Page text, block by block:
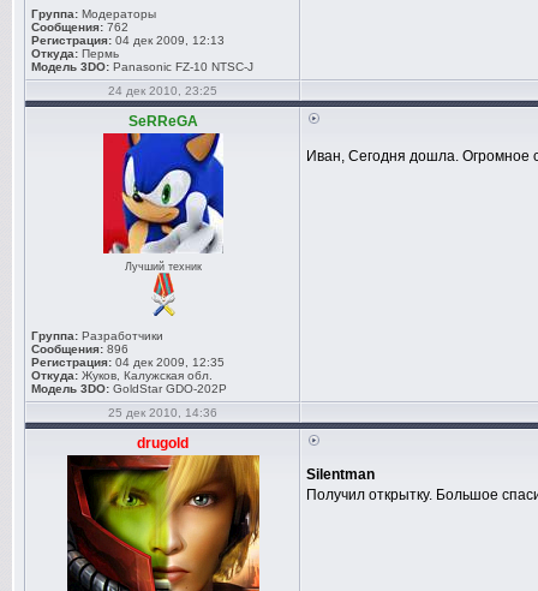
Группа: Модераторы
Сообщения: 762
Регистрация: 04 дек 2009, 12:13
Откуда: Пермь
Модель 3DO: Panasonic FZ-10 NTSC-J
24 дек 2010, 23:25
SeRReGA
Лучший техник
Группа: Разработчики
Сообщения: 896
Регистрация: 04 дек 2009, 12:35
Откуда: Жуков, Калужская обл.
Модель 3DO: GoldStar GDO-202P
Иван, Сегодня дошла. Огромное
25 дек 2010, 14:36
drugold
Silentman
Получил открытку. Большое